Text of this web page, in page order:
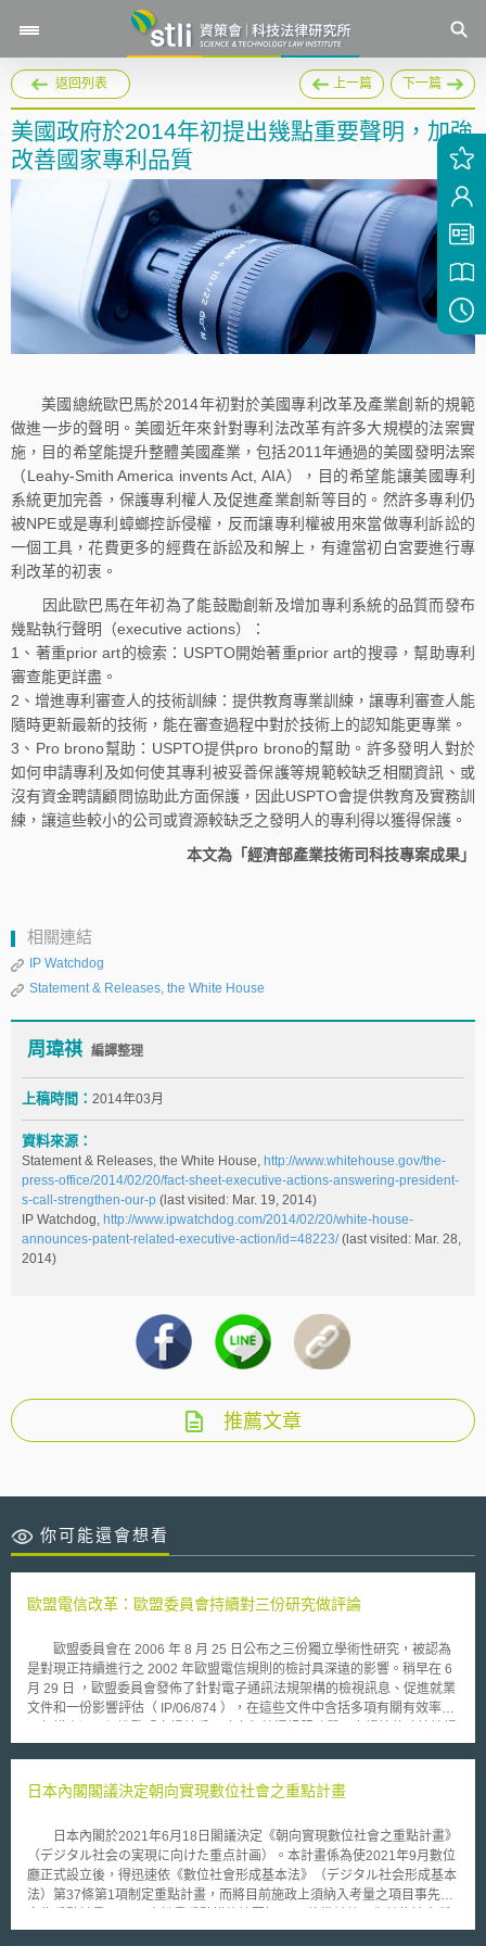
返回列表 上一篇 下一篇
美國政府於2014年初提出幾點重要聲明，加強
改善國家專利品質
美國總統歐巴馬於2014年初對於美國專利改革及產業創新的規範
做進一步的聲明。美國近年來針對專利法改革有許多大規模的法案實
施，目的希望能提升整體美國產業，包括2011年通過的美國發明法案
（Leahy-Smith America invents Act, AIA），目的希望能讓美國專利
系統更加完善，保護專利權人及促進產業創新等目的。然許多專利仍
被NPE或是專利蟑螂控訴侵權，反而讓專利權被用來當做專利訴訟的
一個工具，花費更多的經費在訴訟及和解上，有違當初白宮要進行專
利改革的初衷。
因此歐巴馬在年初為了能鼓勵創新及增加專利系統的品質而發布
幾點執行聲明（executive actions）：
1、著重prior art的檢索：USPTO開始著重prior art的搜尋，幫助專利
審查能更詳盡。
2、增進專利審查人的技術訓練：提供教育專業訓練，讓專利審查人能
隨時更新最新的技術，能在審查過程中對於技術上的認知能更專業。
3、Pro brono幫助：USPTO提供pro brono的幫助。許多發明人對於
如何申請專利及如何使其專利被妥善保護等規範較缺乏相關資訊、或
沒有資金聘請顧問協助此方面保護，因此USPTO會提供教育及實務訓
練，讓這些較小的公司或資源較缺乏之發明人的專利得以獲得保護。
本文為「經濟部產業技術司科技專案成果」
相關連結
IP Watchdog
Statement & Releases, the White House
周瑋祺 編譯整理
上稿時間： 2014年03月
資料來源：
Statement & Releases, the White House, http://www.whitehouse.gov/the-
press-office/2014/02/20/fact-sheet-executive-actions-answering-president-
s-call-strengthen-our-p (last visited: Mar. 19, 2014)
IP Watchdog, http://www.ipwatchdog.com/2014/02/20/white-house-
announces-patent-related-executive-action/id=48223/(last visited: Mar. 28,
2014)
推薦文章
你可能還會想看
歐盟電信改革：歐盟委員會持續對三份研究做評論
歐盟委員會在 2006 年 8 月 25 日公布之三份獨立學術性研究，被認為
是對現正持續進行之 2002 年歐盟電信規則的檢討具深遠的影響。稍早在 6
月 29 日 ，歐盟委員會發佈了針對電子通訊法規架構的檢視訊息、促進就業
文件和一份影響評估（ IP/06/874 ），在這些文件中含括多項有關有效率利
案。而在 2006 年 8 月 25 日出版的研究報告，目的則在處理歐盟電子通訊
規變革及競爭狀態。雖然這三份研究報告對歐盟委員會並無拘束力，不過對
歐盟資訊社會和媒體委員 Viviane Reding 女士認為，對 2006 歐盟電信規
則的重新檢視，是歐洲競爭力、投資和成長是重要的關鍵。如果想要促進一
個具競爭性、以知識為主的歐盟經濟體系，完備電子通訊內在市場、擴大跨
界經營的競爭，以及提升無線通訊頻譜利用的最大效益，均需最優先考量。
日本內閣閣議決定朝向實現數位社會之重點計畫
日本內閣於2021年6月18日閣議決定《朝向實現數位社會之重點計畫》
（デジタル社会の実現に向けた重点計画）。本計畫係為使2021年9月數位
廳正式設立後，得迅速依《數位社會形成基本法》（デジタル社会形成基本
法）第37條第1項制定重點計畫，而將目前施政上須納入考量之項目事先制
需之共同功能，包含普及My Number Card、推動利用My Number，與Gov-